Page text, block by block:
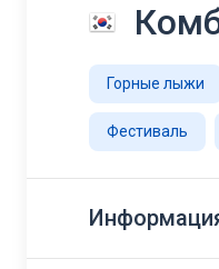
Горные лыжи
Фестиваль